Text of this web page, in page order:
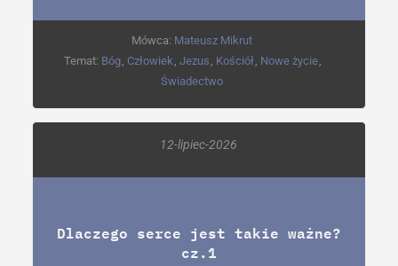
Mówca: Mateusz Mikrut
Temat: Bóg Człowiek Jezus Kościół Nowe życie
Świadectwo
12-lipiec-2026
Dlaczego serce jest takie ważne?
cz.1